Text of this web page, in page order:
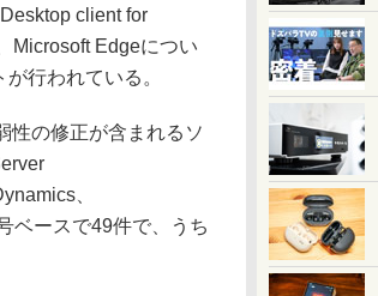
client for
Microsoft Edgeについ
行われている。
性の修正が含まれるソ
、
ベースで49件で、うち